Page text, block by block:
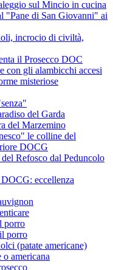
sul Mincio in cucina
"Pane di San Giovanni" ai
incrocio di civiltà,
il Prosecco DOC
con gli alambicchi accesi
misteriose
del Garda
del Marzemino
le colline del
DOCG
Refosco dal Peduncolo
eccellenza
porro
porro
(patate americane)
o americana